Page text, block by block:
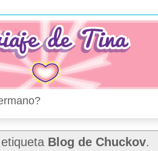
Blog de Chuckov.